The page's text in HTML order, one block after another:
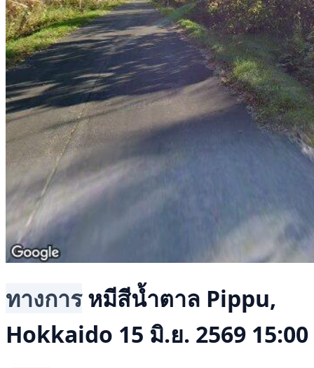
ทางการ หมีสีน้ำตาล Pippu,
Hokkaido 15 มิ.ย. 2569 15:00